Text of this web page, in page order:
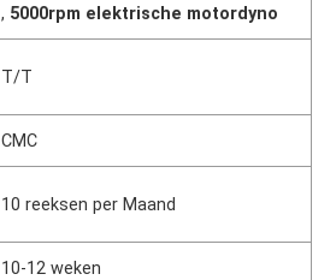
, 5000rpm elektrische motordyno
T/T
CMC
10 reeksen per Maand
10-12 weken